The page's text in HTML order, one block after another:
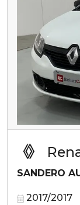
SANDERO
2017/2017